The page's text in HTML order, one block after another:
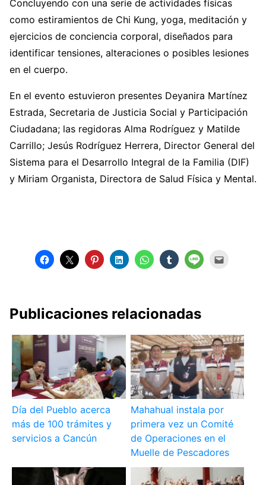
Concluyendo con una serie de actividades físicas
como estiramientos de Chi Kung, yoga, meditación y
ejercicios de conciencia corporal, diseñados para
identificar tensiones, alteraciones o posibles lesiones
en el cuerpo.
En el evento estuvieron presentes Deyanira Martínez
Estrada, Secretaria de Justicia Social y Participación
Ciudadana; las regidoras Alma Rodríguez y Matilde
Carrillo; Jesús Rodríguez Herrera, Director General del
Sistema para el Desarrollo Integral de la Familia (DIF)
y Miriam Organista, Directora de Salud Física y Mental.
Publicaciones relacionadas
Día del Pueblo acerca
más de 100 trámites y
servicios a Cancún
Mahahual instala por
primera vez un Comité
de Operaciones en el
Muelle de Pescadores